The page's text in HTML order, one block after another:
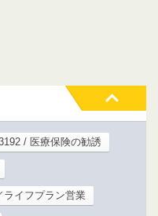
/ 医療保険の勧誘
ライフプラン営業